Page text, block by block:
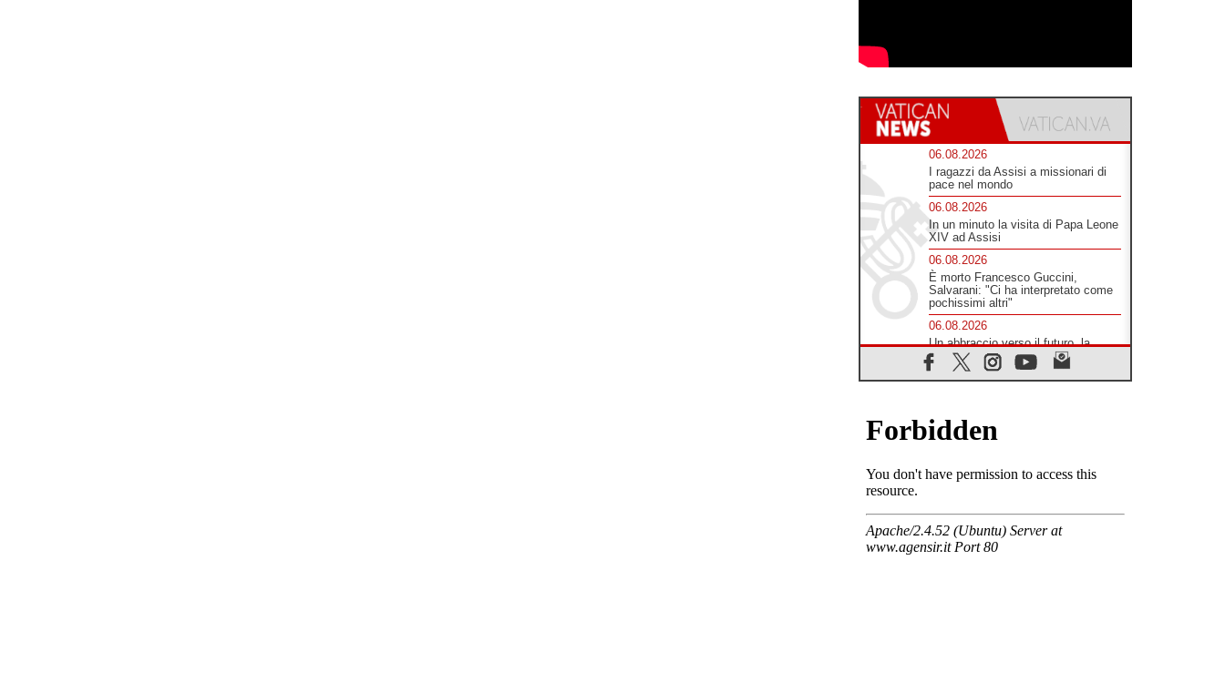
06.08.2026
I ragazzi da Assisi a missionari di
pace nel mondo
06.08.2026
In un minuto la visita di Papa Leone
XIV ad Assisi
06.08.2026
È morto Francesco Guccini,
Salvarani: "Ci ha interpretato come
pochissimi altri"
06.08.2026
Un abbraccio verso il futuro, la
grande festa del Papa e dei giovani
ad Assisi
ci sentiamo Chiesa"
06.08.2026
Vangelo abbatte i muri che
Fra Marco Vianelli: alla scuola di
san Francesco per imparare il
Vangelo della pace